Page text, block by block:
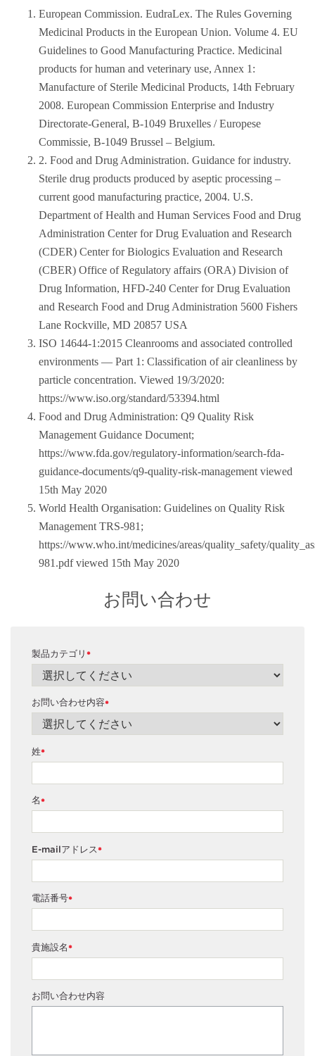
European Commission. EudraLex. The Rules Governing
Medicinal Products in the European Union. Volume 4. EU
Guidelines to Good Manufacturing Practice. Medicinal
products for human and veterinary use, Annex 1:
Manufacture of Sterile Medicinal Products, 14th February
2008. European Commission Enterprise and Industry
Directorate-General, B-1049 Bruxelles / Europese
Commissie, B-1049 Brussel – Belgium.
2. Food and Drug Administration. Guidance for industry.
Sterile drug products produced by aseptic processing –
current good manufacturing practice, 2004. U.S.
Department of Health and Human Services Food and Drug
Administration Center for Drug Evaluation and Research
(CDER) Center for Biologics Evaluation and Research
(CBER) Office of Regulatory affairs (ORA) Division of
Drug Information, HFD-240 Center for Drug Evaluation
and Research Food and Drug Administration 5600 Fishers
Lane Rockville, MD 20857 USA
ISO 14644-1:2015 Cleanrooms and associated controlled
environments — Part 1: Classification of air cleanliness by
particle concentration. Viewed 19/3/2020:
https://www.iso.org/standard/53394.html
Food and Drug Administration: Q9 Quality Risk
Management Guidance Document;
https://www.fda.gov/regulatory-information/search-fda-
guidance-documents/q9-quality-risk-management viewed
15th May 2020
World Health Organisation: Guidelines on Quality Risk
Management TRS-981;
https://www.who.int/medicines/areas/quality_safety/
981.pdf viewed 15th May 2020
お問い合わせ
*
製品カテゴリ
*
お問い合わせ内容
*
姓
*
名
*
E-mailアドレス
*
電話番号
*
貴施設名
お問い合わせ内容